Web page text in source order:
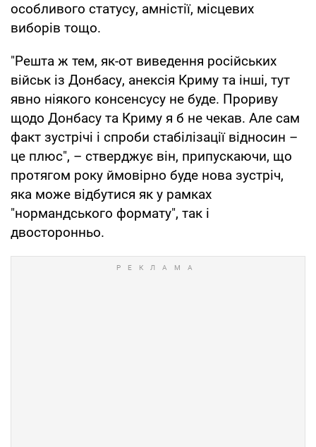
особливого статусу, амністії, місцевих
виборів тощо.
"Решта ж тем, як-от виведення російських
військ із Донбасу, анексія Криму та інші, тут
явно ніякого консенсусу не буде. Прориву
щодо Донбасу та Криму я б не чекав. Але сам
факт зустрічі і спроби стабілізації відносин –
це плюс", – стверджує він, припускаючи, що
протягом року ймовірно буде нова зустріч,
яка може відбутися як у рамках
"нормандського формату", так і
двосторонньо.